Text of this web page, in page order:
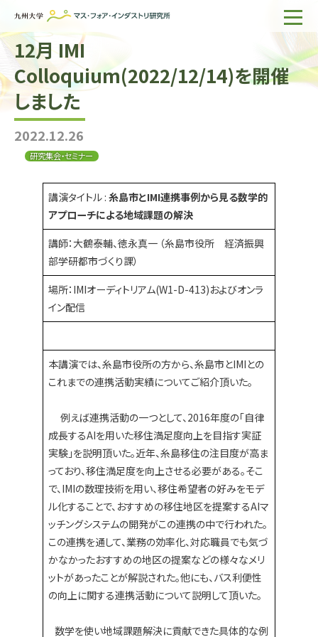
ホーム
IMIについて
組織・所員
研究活動
出版物一覧
サイト内検索 English
12月 IMI
Colloquium(2022/12/14)を開催
しました
2022.12.26
研究集会・セミナー
講演タイトル :糸島市とIMI連携事例から見る数学的
アプローチによる地域課題の解決
講師：大鶴泰輔、徳永真一 （糸島市役所 経済振興
部学研都市づくり課）
場所：IMIオーディトリアム(W1-D-413)およびオンラ
イン配信
本講演では、糸島市役所の方から、糸島市とIMIとの
これまでの連携活動実績についてご紹介頂いた。
例えば連携活動の一つとして、2016年度の「自律
成長するAIを用いた移住満足度向上を目指す実証
実験」を説明頂いた。近年、糸島移住の注目度が高ま
っており、移住満足度を向上させる必要がある。そこ
で、IMIの数理技術を用い、移住希望者の好みをモデ
ル化することで、おすすめの移住地区を提案するAIマ
ッチングシステムの開発がこの連携の中で行われた。
この連携を通して、業務の効率化、対応職員でも気づ
かなかったおすすめの地区の提案などの様々なメリ
ットがあったことが解説された。他にも、バス利便性
の向上に関する連携活動について説明して頂いた。
数学を使い地域課題解決に貢献できた具体的な例